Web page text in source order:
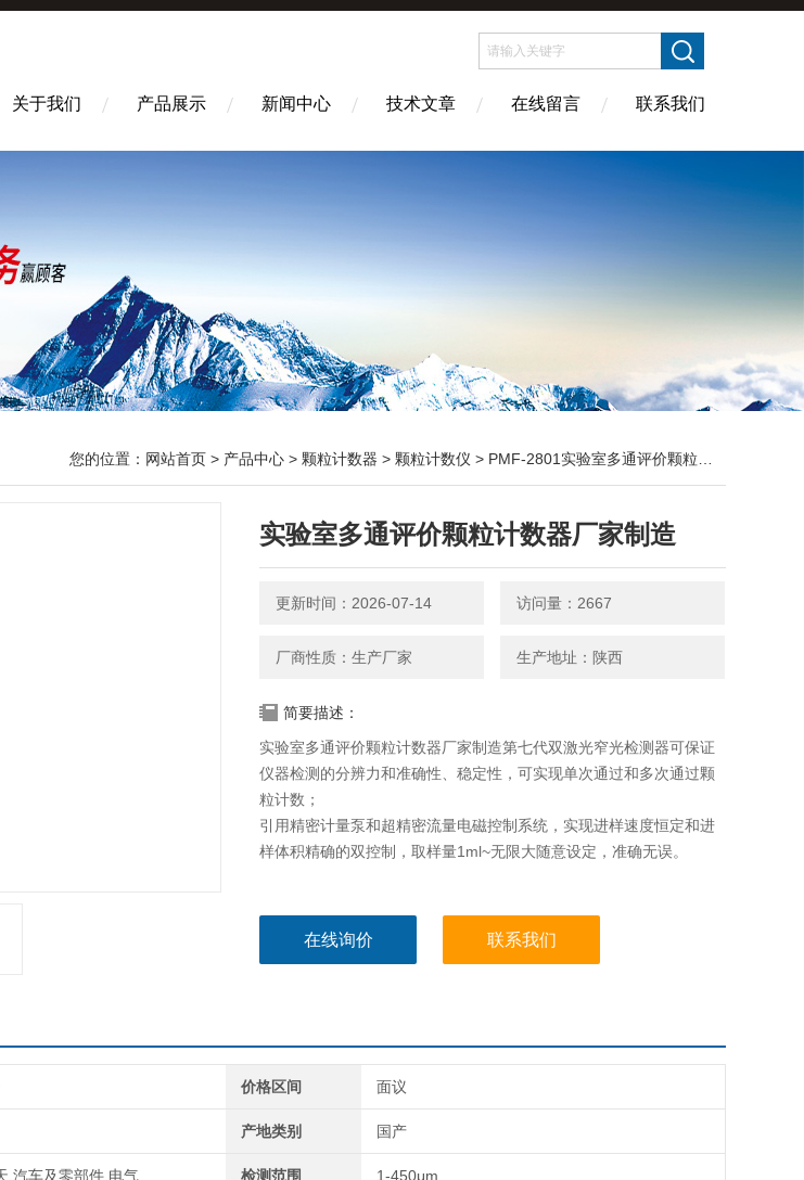
关于我们 产品展示 新闻中心 技术文章 在线留言 联系我们
您的位置： 网站首页 > 产品中心 > 颗粒计数器 > 颗粒计数仪 > PMF-2801实验室多通评价颗粒计数器厂家制造
实验室多通评价颗粒计数器厂家制造
更新时间：2026-07-14 访问量：2667
厂商性质：生产厂家 生产地址：陕西
简要描述：
​实验室多通评价颗粒计数器厂家制造第七代双激光窄光检测器可保证
仪器检测的分辨力和准确性、稳定性，可实现单次通过和多次通过颗
粒计数；
引用精密计量泵和超精密流量电磁控制系统，实现进样速度恒定和进
样体积精确的双控制，取样量1ml~无限大随意设定，准确无误。
在线询价 联系我们
价格区间 面议
产地类别 国产
,汽车及零部件,电气 检测范围 1-450μm